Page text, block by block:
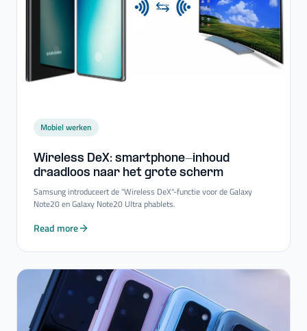
Mobiel werken
Wireless DeX: smartphone-​inhoud
draadloos naar het grote scherm
Samsung introduceert de "Wireless DeX"-functie voor de Galaxy
Note20 en Galaxy Note20 Ultra phablets.
Read more